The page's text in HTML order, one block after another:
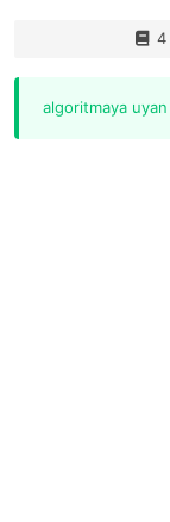
4
algoritmaya